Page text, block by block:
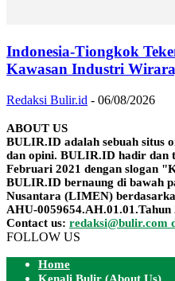
Indonesia-Tiongkok
Kawasan Industri
Redaksi Bulir.id - 06/08/2026
ABOUT US
BULIR.ID adalah sebuah situs
dan opini. BULIR.ID hadir dan
Februari 2021 dengan slogan
BULIR.ID bernaung di bawah
Nusantara (LIMEN)
AHU-0059654.AH.01.01.Tahun
Contact us: redaksi@bulir.com
FOLLOW US
Home
Kenali Bulir (About Us)